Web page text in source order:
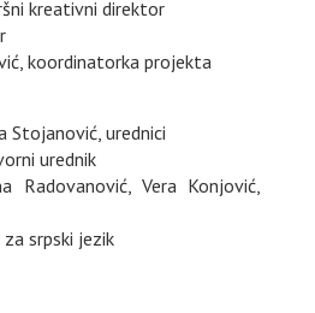
kreativni direktor
koordinatorka projekta
Stojanović, urednici
urednik
Radovanović, Vera Konjović,
srpski jezik